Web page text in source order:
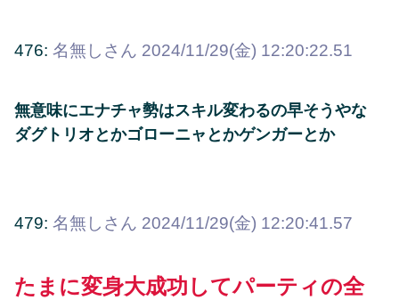
476: 名無しさん 2024/11/29(金) 12:20:22.51
無意味にエナチャ勢はスキル変わるの早そうやな
ダグトリオとかゴローニャとかゲンガーとか
479: 名無しさん 2024/11/29(金) 12:20:41.57
たまに変身大成功してパーティの全